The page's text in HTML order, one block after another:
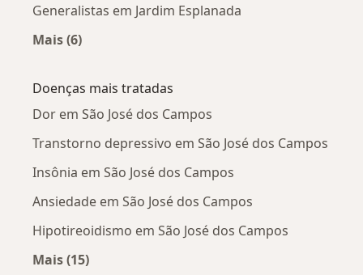
Generalistas em Jardim Esplanada
Mais (6)
Doenças mais tratadas
Dor em São José dos Campos
Transtorno depressivo em São José dos Campos
Insônia em São José dos Campos
Ansiedade em São José dos Campos
Hipotireoidismo em São José dos Campos
Mais (15)